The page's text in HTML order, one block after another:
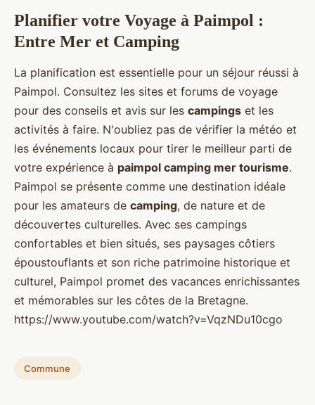
Planifier votre Voyage à Paimpol :
Entre Mer et Camping
La planification est essentielle pour un séjour réussi à
Paimpol. Consultez les sites et forums de voyage
pour des conseils et avis sur les campings et les
activités à faire. N'oubliez pas de vérifier la météo et
les événements locaux pour tirer le meilleur parti de
votre expérience à paimpol camping mer tourisme.
Paimpol se présente comme une destination idéale
pour les amateurs de camping, de nature et de
découvertes culturelles. Avec ses campings
confortables et bien situés, ses paysages côtiers
époustouflants et son riche patrimoine historique et
culturel, Paimpol promet des vacances enrichissantes
et mémorables sur les côtes de la Bretagne.
https://www.youtube.com/watch?v=VqzNDu10cgo
Commune